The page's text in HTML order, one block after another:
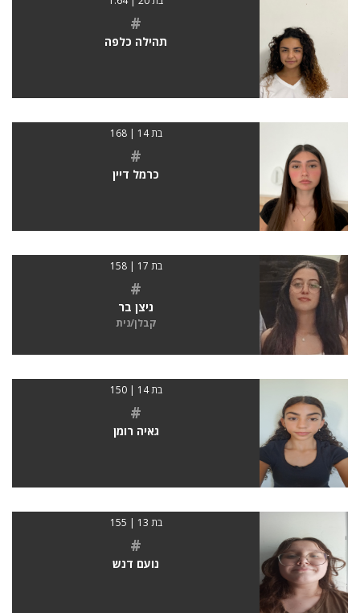
#
תהילה כלפה
בת 14 | 168
#
כרמל דיין
בת 17 | 158
#
ניצן בר
קבלן/נית
בת 14 | 150
#
גאיה רומן
בת 13 | 155
#
נועם דנש